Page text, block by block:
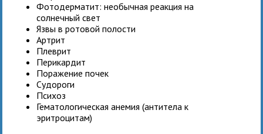
Фотодерматит: необычная реакция на
солнечный свет
Язвы в ротовой полости
Артрит
Плеврит
Перикардит
Поражение почек
Судороги
Психоз
Гематологическая анемия (антитела к
эритроцитам)